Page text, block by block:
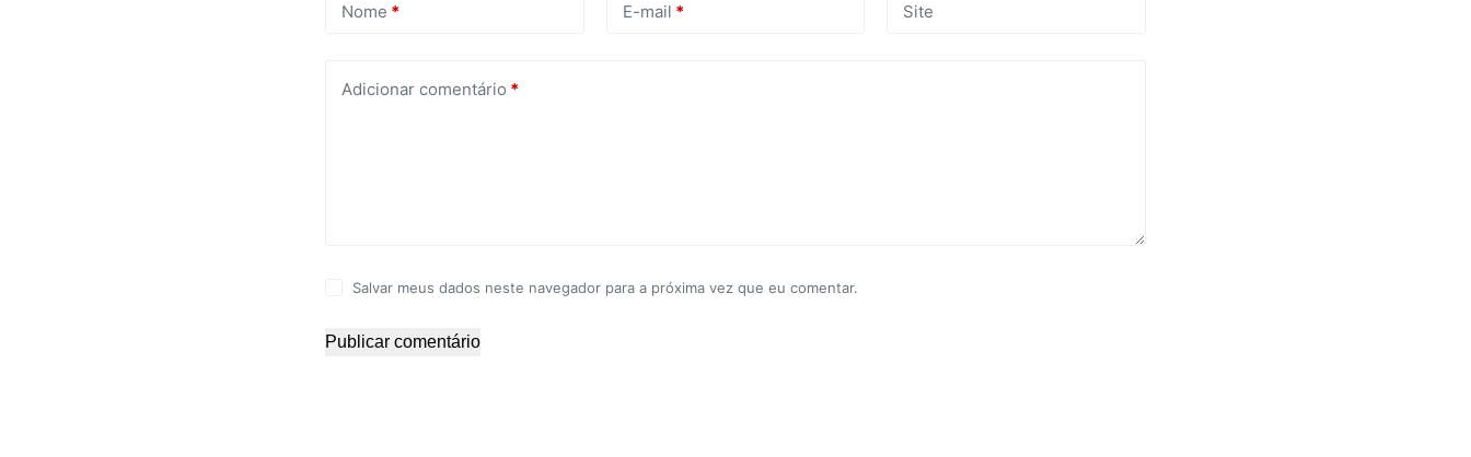
Nome * E-mail * Site
Adicionar comentário *
Salvar meus dados neste navegador para a próxima vez que eu comentar.
Publicar comentário